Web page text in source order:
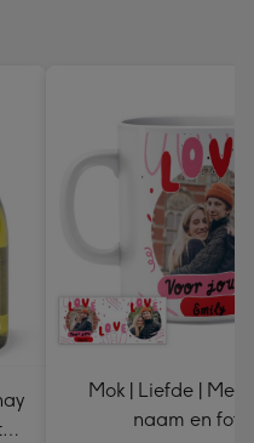
Mok | Liefde | Met
naam en foto